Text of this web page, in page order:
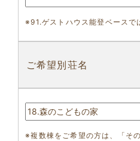
※91.ゲストハウス能登ベースで
ご希望別荘名
※複数棟をご希望の方は、「そ